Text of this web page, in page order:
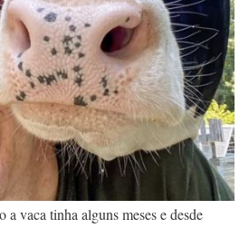
vaca tinha alguns meses e desde